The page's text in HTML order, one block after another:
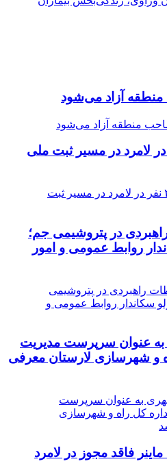
آزاد می‌شود
۲۱ نفر در لامرد در مسیر ثبت ملی
در پتروشیمی جم؛
روابط عمومی و امور
عنوان سرپرست مدیریت
و شهرسازی لارستان معرفی